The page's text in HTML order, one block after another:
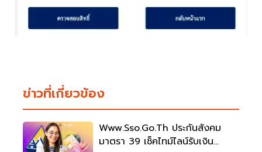
ข่าวที่เกี่ยวข้อง
Www.sso.go.th ประกันสังคม
มาตรา 39 เช็คไทม์ไลน์รับเงิน